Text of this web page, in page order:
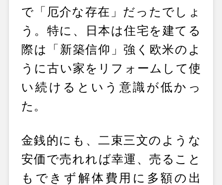
で「厄介な存在」だったでしょ
う。特に、日本は住宅を建てる
際は「新築信仰」強く欧米のよ
うに古い家をリフォームして使
い続けるという意識が低かっ
た。
金銭的にも、二束三文のような
安価で売れれば幸運、売ること
もできず解体費用に多額の出